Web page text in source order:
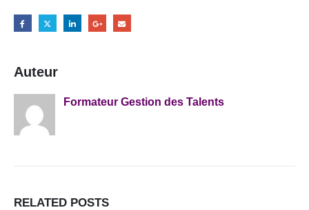
Auteur
Formateur Gestion des Talents
RELATED POSTS